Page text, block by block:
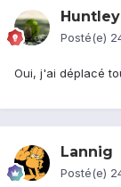
Huntley
Posté(e)
Oui, j'ai déplacé
Lannig
Posté(e)